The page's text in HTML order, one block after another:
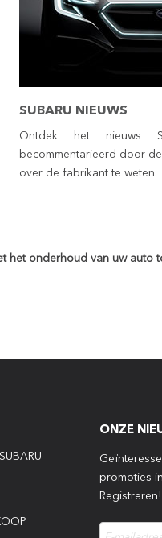
SUBARU NIEUWS
Ontdek het nieuws
becommentarieerd door
over de fabrikant te weten.
het onderhoud van uw auto
ONZE
promoties
Registreren!